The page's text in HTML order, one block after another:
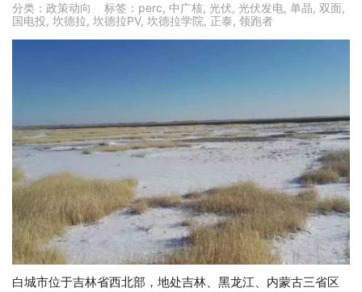
分类： 政策动向 标签： perc, 中广核, 光伏, 光伏发电, 单晶, 双面,
国电投, 坎德拉, 坎德拉PV, 坎德拉学院, 正泰, 领跑者
白城市位于吉林省西北部，地处吉林、黑龙江、内蒙古三省区